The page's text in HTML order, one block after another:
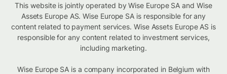
This website is jointly operated by Wise Europe SA and Wise
Assets Europe AS. Wise Europe SA is responsible for any
content related to payment services. Wise Assets Europe AS is
responsible for any content related to investment services,
including marketing.
Wise Europe SA is a company incorporated in Belgium with